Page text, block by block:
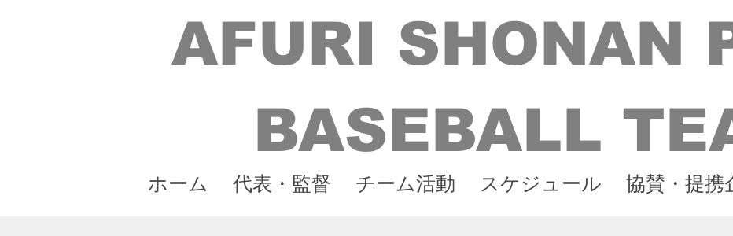
AFURI SHONAN
BASEBALL
ホーム 代表・監督 チーム活動 スケジュール 協賛・提携